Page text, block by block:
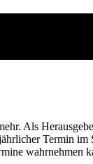
Als
Termin im
wahrnehmen